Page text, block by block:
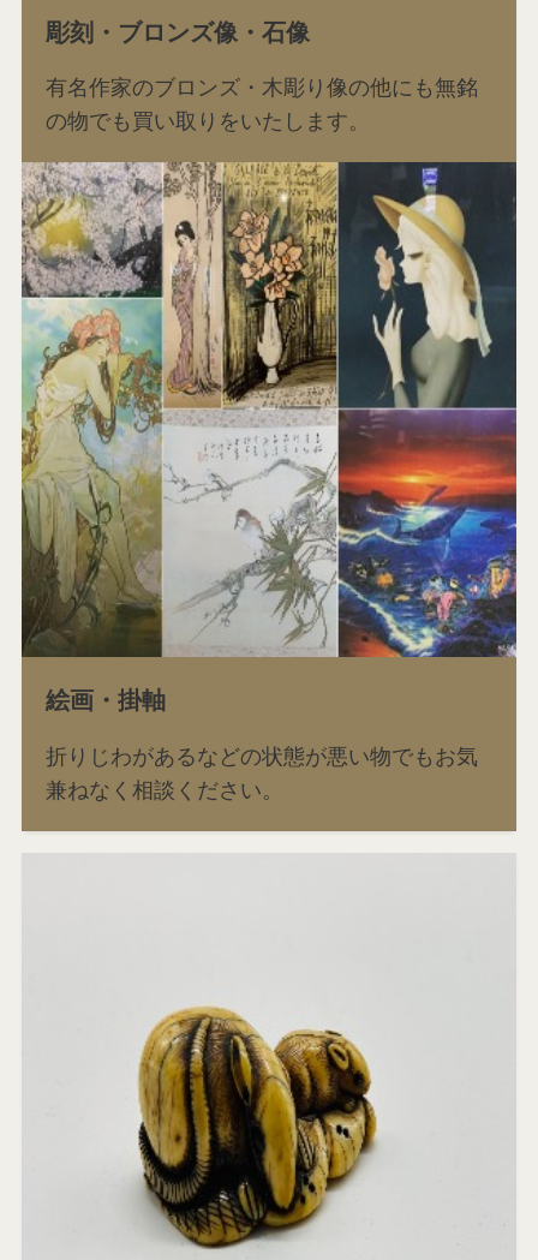
彫刻・ブロンズ像・石像
有名作家のブロンズ・木彫り像の他にも無銘
の物でも買い取りをいたします。
絵画・掛軸
折りじわがあるなどの状態が悪い物でもお気
兼ねなく相談ください。